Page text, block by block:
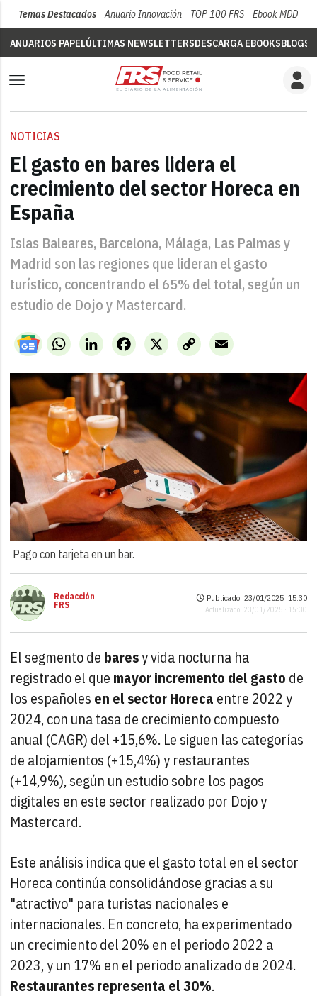
Temas Destacados Anuario Innovación TOP 100 FRS Ebook MDD
ANUARIOS PAPELÚLTIMAS NEWSLETTERSDESCARGA EBOOKSBLOGS
NOTICIAS
El gasto en bares lidera el
crecimiento del sector Horeca en
España
Islas Baleares, Barcelona, Málaga, Las Palmas y
Madrid son las regiones que lideran el gasto
turístico, concentrando el 65% del total, según un
estudio de Dojo y Mastercard.
WhatsAppLinkedIn X
Facebook
Copy
Link
Email
Pago con tarjeta en un bar.
Redacción
FRS
Publicado: 23/01/2025 ·15:30
Actualizado: 23/01/2025 · 15:30
El segmento de baresy vida nocturna ha
registrado el que mayor incremento del gasto de
los españoles en el sector Horeca entre 2022 y
2024, con una tasa de crecimiento compuesto
anual (CAGR) del +15,6%. Le siguen las categorías
de alojamientos (+15,4%) y restaurantes
(+14,9%), según un estudio sobre los pagos
digitales en este sector realizado por Dojo y
Mastercard.
Este análisis indica que el gasto total en el sector
Horeca continúa consolidándose gracias a su
"atractivo" para turistas nacionales e
internacionales. En concreto, ha experimentado
un crecimiento del 20% en el periodo 2022 a
2023, y un 17% en el periodo analizado de 2024.
Restaurantes representa el 30%.